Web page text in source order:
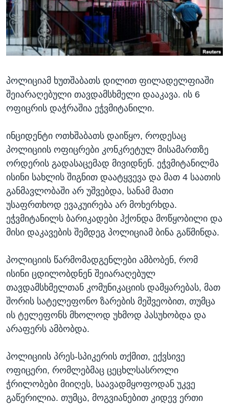
ᲡᲢᲣᲓᲘᲐ ᲕᲐᲨᲘᲜᲒᲢᲝᲜᲘ
ᲔᲙᲝᲜᲝᲛᲘᲙᲐ
ᲯᲐᲜᲛᲠᲗᲔᲚᲝᲑᲐ
ᲛᲔᲪᲜᲘᲔᲠᲔᲑᲐ
ᲙᲣᲚᲢᲣᲠᲐ
ᲒᲐᲚᲘᲚᲔᲝ
Learning English
ᲗᲕᲐᲚᲘ ᲒᲕᲐᲓᲔᲕᲜᲔᲗ
ენები
პოლიციამ ხუთშაბათს დილით ფილადელფიაში
შეიარაღებული თავდამსხმელი დააკავა. ის 6
ოფიცრის დაჭრაშია ეჭვმიტანილი.
ინციდენტი ოთხშაბათს დაიწყო, როდესაც
პოლიციის ოფიცრები კონკრეტულ მისამართზე
ორდერის გადასაცემად მივიდნენ. ეჭვმიტანილმა
ისინი სახლის შიგნით დაატყვევა და მათ 4 საათის
განმავლობაში არ უშვებდა, სანამ მათი
უსაფრთხოდ ევაკუირება არ მოხერხდა.
ეჭვმიტანილს ბარიკადები ჰქონდა მოწყობილი და
მისი დაკავების შემდეგ პოლიციამ ბინა გაწმინდა.
პოლიციის წარმომადგენლები ამბობენ, რომ
ისინი ცდილობდნენ შეიარაღებულ
თავდამსხმელთან კომუნიკაციის დამყარებას, მათ
შორის სატელეფონო ზარების მეშვეობით, თუმცა
ის ტელეფონს მხოლოდ უხმოდ პასუხობდა და
არაფერს ამბობდა.
პოლიციის პრეს-სპიკერის თქმით, ექვსივე
ოფიცერი, რომლებმაც ცეცხლსასროლი
ჭრილობები მიიღეს, საავადმყოფოდან უკვე
გაწერილია. თუმცა, მოგვიანებით კიდევ ერთი